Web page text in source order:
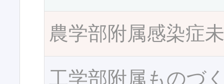
農学部附属感染症
工学部附属ものづ